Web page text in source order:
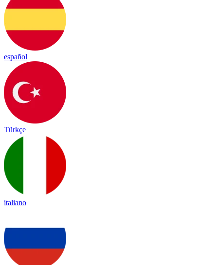
español
Türkçe
italiano